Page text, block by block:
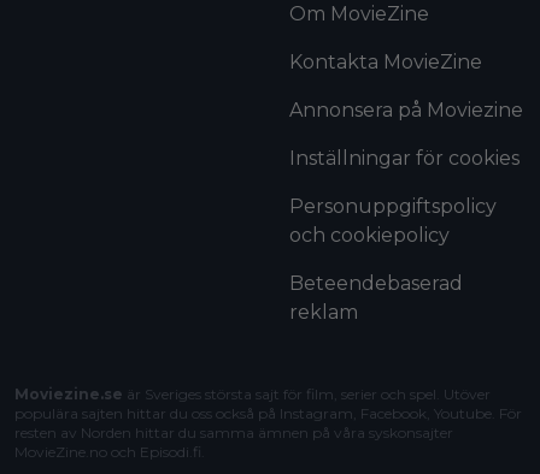
Om MovieZine
Kontakta MovieZine
Annonsera på Moviezine
Inställningar för cookies
Personuppgiftspolicy
och cookiepolicy
Beteendebaserad
reklam
Moviezine.se är Sveriges största sajt för film, serier och spel. Utöver
populära sajten hittar du oss också på Instagram, Facebook, Youtube. För
resten av Norden hittar du samma ämnen på våra syskonsajter
MovieZine.no och Episodi.fi